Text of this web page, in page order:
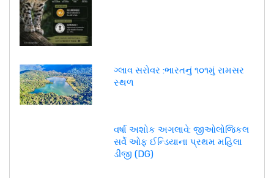
ગ્લાવ સરોવર :ભારતનું ૧૦૧મું રામસર
સ્થળ
વર્ષા અશોક અગલાવે: જીઓલોજિકલ
સર્વે ઓફ ઈન્ડિયાના પ્રથમ મહિલા
ડીજી (DG)